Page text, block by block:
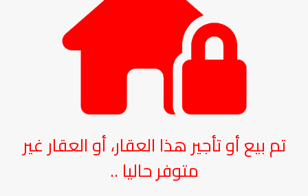
تم بيع أو تأجير هذا العقار، أو العقار غير
متوفر حاليا ..